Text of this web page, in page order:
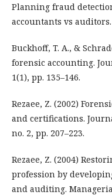
Planning fraud
accountants vs
Buckhoff, T. A., &
forensic accounting.
1(1), pp. 135–146.
Rezaee, Z. (2002)
and certifications.
no. 2, pp. 207–223.
Rezaee, Z. (2004)
profession by
and auditing.